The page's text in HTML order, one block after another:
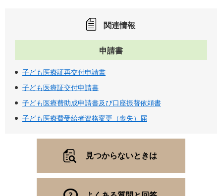
関連情報
申請書
子ども医療証再交付申請書
子ども医療証交付申請書
子ども医療費助成申請書及び口座振替依頼書
子ども医療費受給者資格変更（喪失）届
見つからないときは